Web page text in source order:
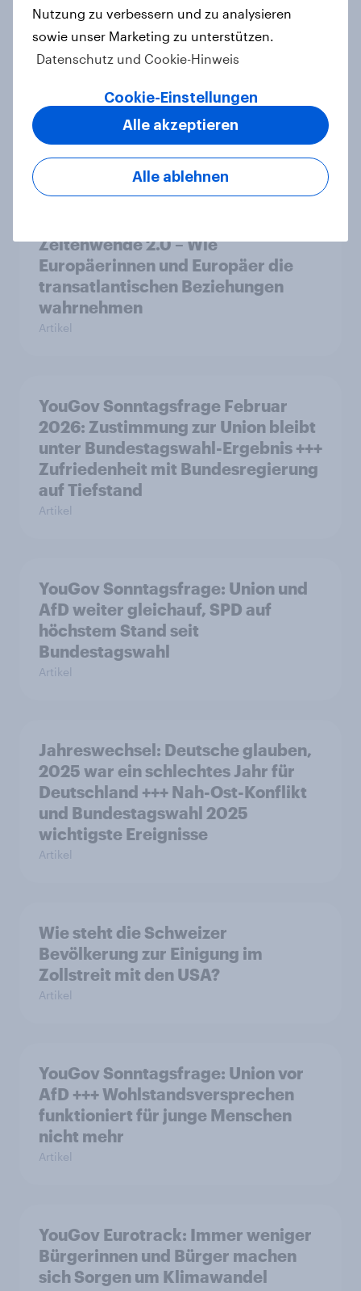
Landtagswahl Baden-Württemberg
Wohnen sind die wichtigsten
Themen – CDU überzeugt als Partei,
Cem Özdemir als Kandidat
Artikel
Zeitenwende 2.0 – Wie
Europäerinnen und Europäer die
transatlantischen Beziehungen
wahrnehmen
Artikel
YouGov Sonntagsfrage Februar
2026: Zustimmung zur Union bleibt
unter Bundestagswahl-Ergebnis +++
Zufriedenheit mit Bundesregierung
auf Tiefstand
Artikel
YouGov Sonntagsfrage: Union und
AfD weiter gleichauf, SPD auf
höchstem Stand seit
Bundestagswahl
Artikel
Jahreswechsel: Deutsche glauben,
2025 war ein schlechtes Jahr für
Deutschland +++ Nah-Ost-Konflikt
und Bundestagswahl 2025
wichtigste Ereignisse
Artikel
Wie steht die Schweizer
Bevölkerung zur Einigung im
Zollstreit mit den USA?
Artikel
YouGov Sonntagsfrage: Union vor
AfD +++ Wohlstandsversprechen
funktioniert für junge Menschen
nicht mehr
Artikel
YouGov Eurotrack: Immer weniger
Bürgerinnen und Bürger machen
sich Sorgen um Klimawandel
Nutzung zu verbessern und zu analysieren
sowie unser Marketing zu unterstützen.
Datenschutz und Cookie-Hinweis
Cookie-Einstellungen
Alle ablehnen
Alle akzeptieren